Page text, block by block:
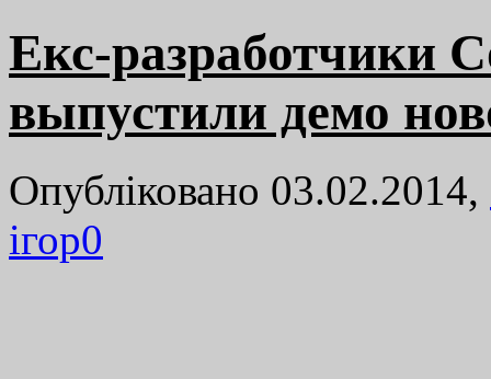
Екс-разработчики
выпустили демо
Опубліковано 03.02.2014,
ігор0